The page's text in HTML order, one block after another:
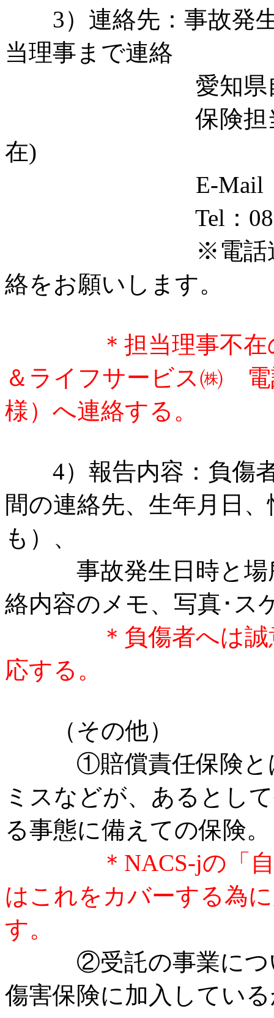
3）連絡先：事故発生
当理事まで連絡
愛知県自然観
保険担当理事
在)
E-Mail：
Tel：080-
※電話連絡：平
絡をお願いします。
＊担当理事不
＆ライフサービス㈱
様）へ連絡する。
4）報告内容：負傷者
間の連絡先、生年月日
も）、
事故発生日時と場所
絡内容のメモ、写真･ス
＊負傷者へは
応する。
（その他）
①賠償責任保険とは
ミスなどが、あるとし
る事態に備えての保険。
＊NACS-jの「
はこれをカバーする為
す。
②受託の事業につい
傷害保険に加入してい